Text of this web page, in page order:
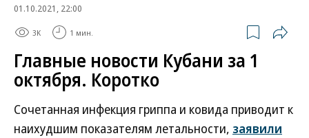
01.10.2021, 22:00
3K 1 мин.
Главные новости Кубани за 1
октября. Коротко
Сочетанная инфекция гриппа и ковида приводит к
наихудшим показателям летальности, заявили